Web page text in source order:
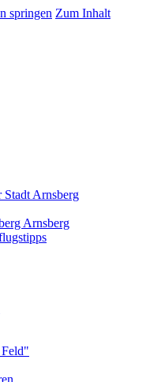
springen Zum Inhalt
Arnsberg
Arnsberg